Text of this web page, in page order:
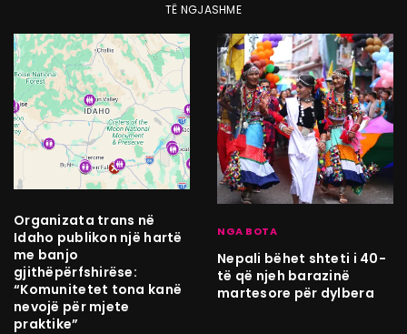
TË NGJASHME
Organizata trans në
Idaho publikon një hartë
me banjo
gjithëpërfshirëse:
“Komunitetet tona kanë
nevojë për mjete
praktike”
NGA BOTA
Nepali bëhet shteti i 40-
të që njeh barazinë
martesore për dylbera